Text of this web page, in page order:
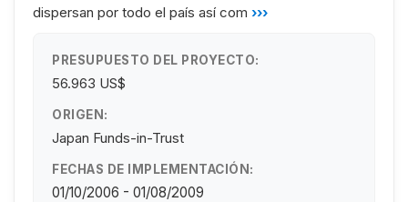
dispersan por todo el país así com ›››
PRESUPUESTO DEL PROYECTO:
56.963 US$
ORIGEN:
Japan Funds-in-Trust
FECHAS DE IMPLEMENTACIÓN:
01/10/2006 - 01/08/2009